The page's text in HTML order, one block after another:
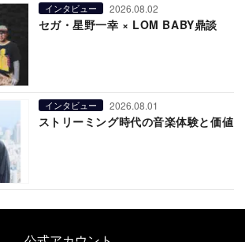
インタビュー 2026.08.02
セガ・星野一幸 × LOM BABY鼎談
インタビュー 2026.08.01
ストリーミング時代の音楽体験と価値